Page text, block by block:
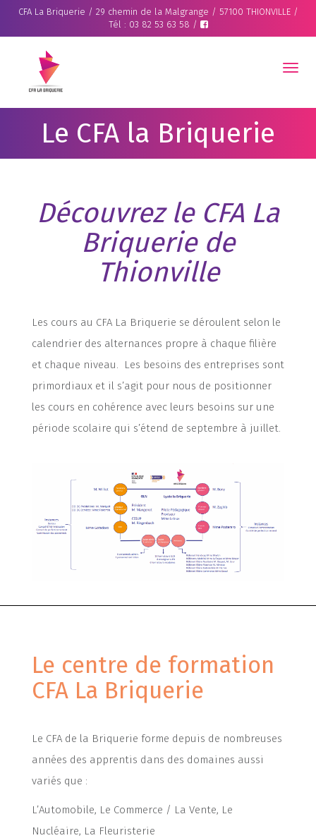
CFA La Briquerie / 29 chemin de la Malgrange / 57100 THIONVILLE /
Tél : 03 82 53 63 58 /
Le CFA la Briquerie
Découvrez le CFA La
Briquerie de
Thionville
Les cours au CFA La Briquerie se déroulent selon le
calendrier des alternances propre à chaque filière
et chaque niveau. Les besoins des entreprises sont
primordiaux et il s’agit pour nous de positionner
les cours en cohérence avec leurs besoins sur une
période scolaire qui s’étend de septembre à juillet.
Le centre de formation
CFA La Briquerie
Le CFA de la Briquerie forme depuis de nombreuses
années des apprentis dans des domaines aussi
variés que :
L’Automobile, Le Commerce / La Vente, Le
Nucléaire, La Fleuristerie